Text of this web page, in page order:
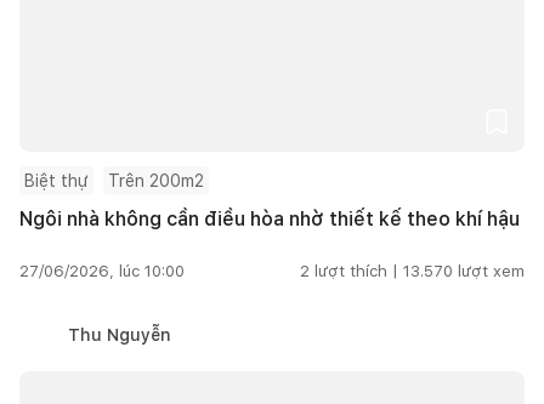
Biệt thự Trên 200m2
Ngôi nhà không cần điều hòa nhờ thiết kế theo khí hậu
27/06/2026, lúc 10:00 2 lượt thích | 13.570 lượt xem
Thu Nguyễn